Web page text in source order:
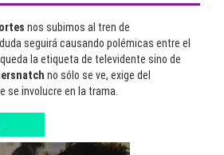
nos subimos al tren de
seguirá causando polémicas entre el
la etiqueta de televidente sino de
no sólo se ve, exige del
se involucre en la trama.